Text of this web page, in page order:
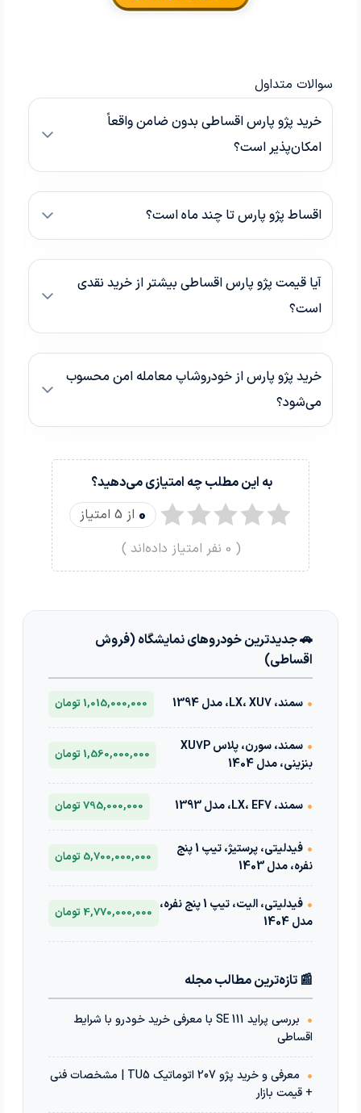
سوالات متداول
خرید پژو پارس اقساطی بدون ضامن واقعاً
امکان‌پذیر است؟
اقساط پژو پارس تا چند ماه است؟
آیا قیمت پژو پارس اقساطی بیشتر از خرید نقدی
است؟
خرید پژو پارس از خودروشاپ معامله امن محسوب
می‌شود؟
به این مطلب چه امتیازی می‌دهید؟
0 از 5 امتیاز
(
0 نفر امتیاز داده‌اند )
🚗 جدیدترین خودروهای نمایشگاه (فروش
اقساطی)
• سمند، LX، XU7، مدل 1394 1,015,000,000 تومان
•
سمند، سورن، پلاس XU7P
بنزینی، مدل 1404
1,560,000,000 تومان
• سمند، LX، EF7، مدل 1393 795,000,000 تومان
•
فیدلیتی، پرستیژ، تیپ 1 پنج
نفره، مدل 1403
5,700,000,000 تومان
•
فیدلیتی، الیت، تیپ 1 پنج نفره،
مدل 1404
4,770,000,000 تومان
📰 تازه‌ترین مطالب مجله
•
بررسی پراید 111 SE با معرفی خرید خودرو با شرایط
اقساطی
•
معرفی و خرید پژو 207 اتوماتیک TU5 | مشخصات فنی
+ قیمت بازار